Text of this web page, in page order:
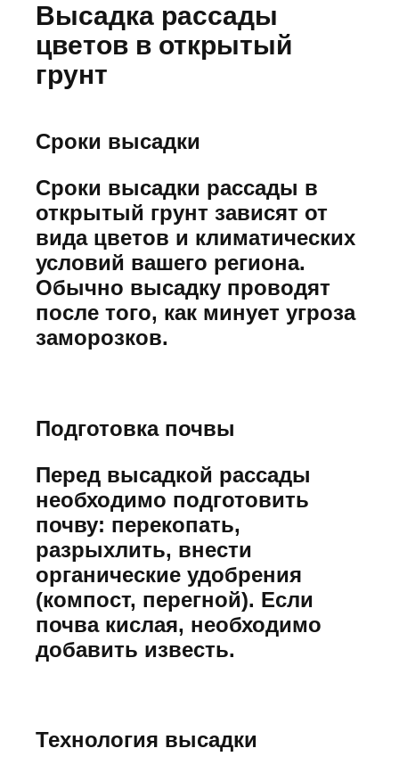
Высадка рассады
цветов в открытый
грунт
Сроки высадки
Сроки высадки рассады в
открытый грунт зависят от
вида цветов и климатических
условий вашего региона.
Обычно высадку проводят
после того, как минует угроза
заморозков.
Подготовка почвы
Перед высадкой рассады
необходимо подготовить
почву: перекопать,
разрыхлить, внести
органические удобрения
(компост, перегной). Если
почва кислая, необходимо
добавить известь.
Технология высадки